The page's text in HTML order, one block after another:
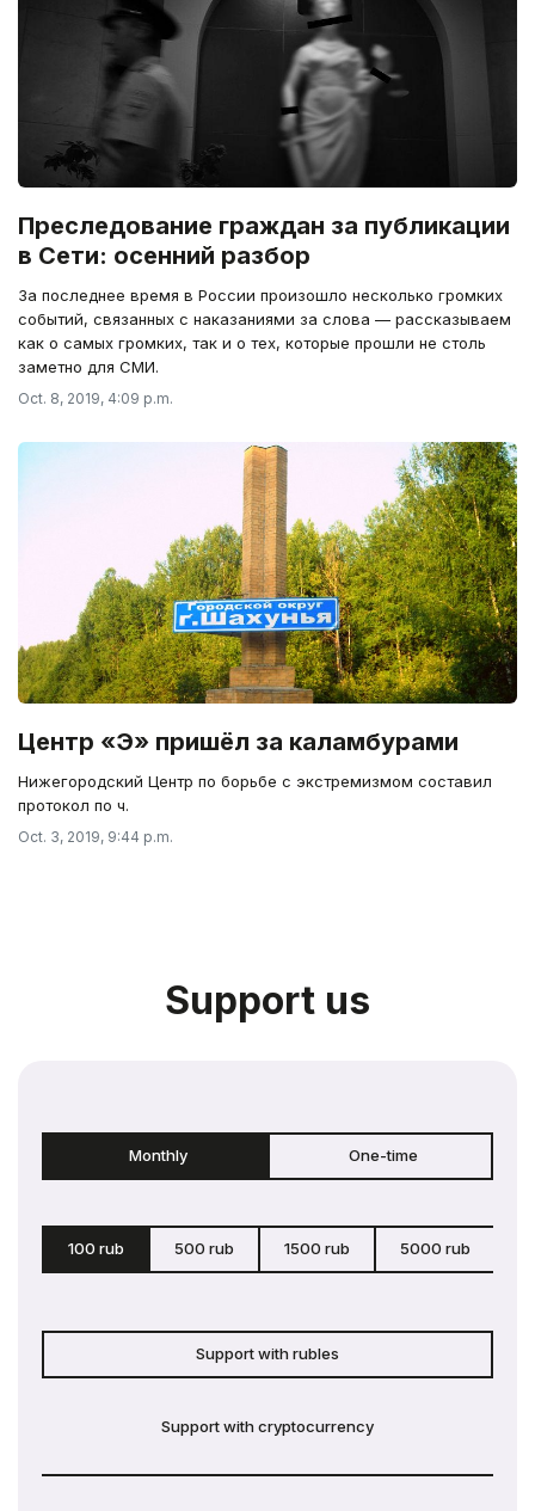
Преследование граждан за публикации
в Сети: осенний разбор
За последнее время в России произошло несколько громких
событий, связанных с наказаниями за слова — рассказываем
как о самых громких, так и о тех, которые прошли не столь
заметно для СМИ.
Oct. 8, 2019, 4:09 p.m.
Центр «Э» пришёл за каламбурами
Нижегородский Центр по борьбе с экстремизмом составил
протокол по ч.
Oct. 3, 2019, 9:44 p.m.
Support us
Monthly One-time
100 rub 500 rub 1500 rub 5000 rub
Support with rubles
Support with cryptocurrency